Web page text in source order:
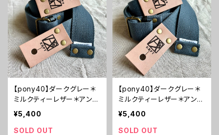
【pony40】ダークグレー＊
ミルクティーレザー＊アンテ
ィーク金具【ピン径8mm/ポ
リエステル綿素材のギター
ストラップ/pdgmkta5】
¥5,400
SOLD OUT
【pony40】ダークグレー＊
ミルクティーレザー＊アンテ
ィーク金具【ピン径8mm/ポ
リエステル綿素材のギター
ストラップ/pdgmkta4】
¥5,400
SOLD OUT